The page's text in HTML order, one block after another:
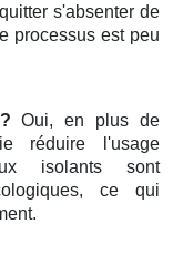
s'absenter de
processus est peu
Oui, en plus de
réduire l'usage
isolants sont
ce qui